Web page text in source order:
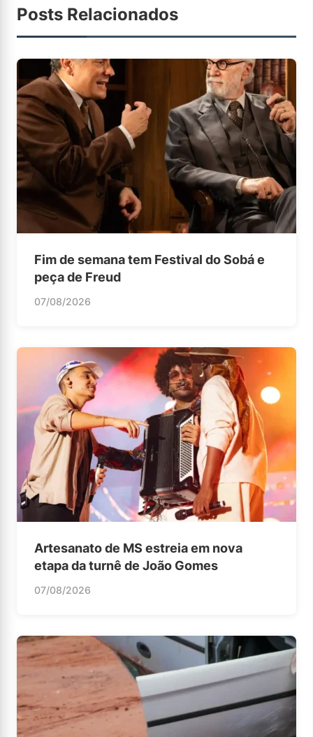
Posts Relacionados
Fim de semana tem Festival do Sobá e
peça de Freud
07/08/2026
Artesanato de MS estreia em nova
etapa da turnê de João Gomes
07/08/2026